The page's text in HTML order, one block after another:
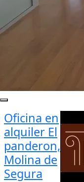
Oficina en
alquiler El
panderon,
Molina de
Segura